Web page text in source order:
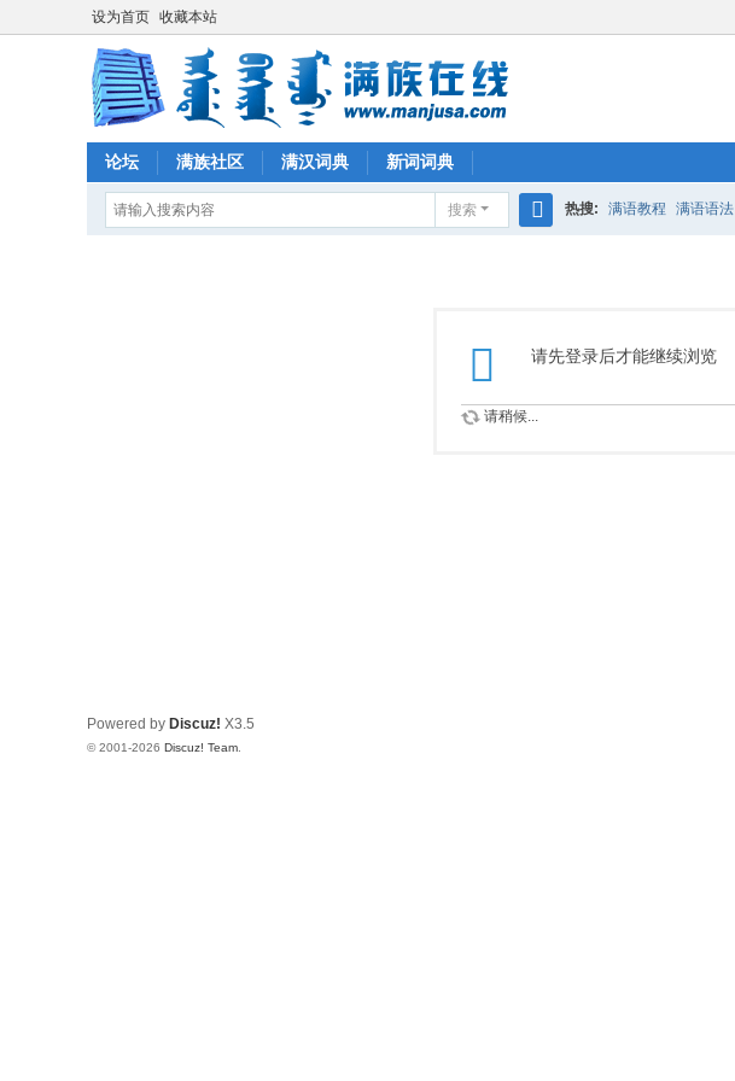
设为首页 收藏本站
论坛 满族社区 满汉词典 新词词典
搜索 热搜: 满语教程 满语语法
请先登录后才能继续浏览
请稍候...
Powered by Discuz! X3.5
© 2001-2026 Discuz! Team